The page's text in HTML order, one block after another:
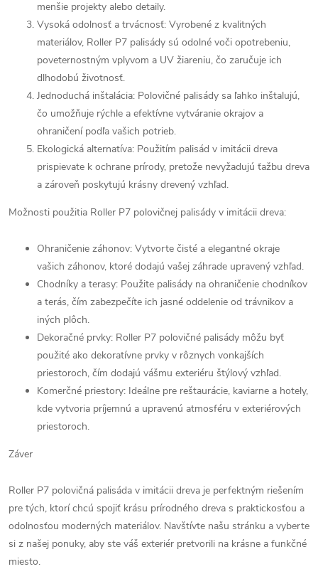
menšie projekty alebo detaily.
Vysoká odolnosť a trvácnosť: Vyrobené z kvalitných
materiálov, Roller P7 palisády sú odolné voči opotrebeniu,
poveternostným vplyvom a UV žiareniu, čo zaručuje ich
dlhodobú životnosť.
Jednoduchá inštalácia: Polovičné palisády sa ľahko inštalujú,
čo umožňuje rýchle a efektívne vytváranie okrajov a
ohraničení podľa vašich potrieb.
Ekologická alternatíva: Použitím palisád v imitácii dreva
prispievate k ochrane prírody, pretože nevyžadujú ťažbu dreva
a zároveň poskytujú krásny drevený vzhľad.
Možnosti použitia Roller P7 polovičnej palisády v imitácii dreva:
Ohraničenie záhonov: Vytvorte čisté a elegantné okraje
vašich záhonov, ktoré dodajú vašej záhrade upravený vzhľad.
Chodníky a terasy: Použite palisády na ohraničenie chodníkov
a terás, čím zabezpečíte ich jasné oddelenie od trávnikov a
iných plôch.
Dekoračné prvky: Roller P7 polovičné palisády môžu byť
použité ako dekoratívne prvky v rôznych vonkajších
priestoroch, čím dodajú vášmu exteriéru štýlový vzhľad.
Komerčné priestory: Ideálne pre reštaurácie, kaviarne a hotely,
kde vytvoria príjemnú a upravenú atmosféru v exteriérových
priestoroch.
Záver
Roller P7 polovičná palisáda v imitácii dreva je perfektným riešením
pre tých, ktorí chcú spojiť krásu prírodného dreva s praktickosťou a
odolnosťou moderných materiálov. Navštívte našu stránku a vyberte
si z našej ponuky, aby ste váš exteriér pretvorili na krásne a funkčné
miesto.